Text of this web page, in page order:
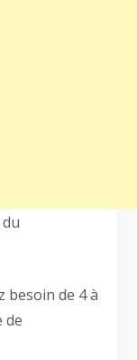
besoin de 4 à
de